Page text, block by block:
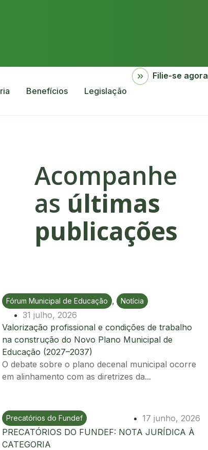
Benefícios Legislação
Filie-se agora
Acompanhe
as últimas
publicações
Ir para postagem
Fórum Municipal de Educação , Notícia
31 julho, 2026
Valorização profissional e condições de trabalho
na construção do Novo Plano Municipal de
Educação (2027–2037)
O debate sobre o plano decenal municipal ocorre
em alinhamento com as diretrizes da...
Ir para postagem
Precatórios do Fundef
17 junho, 2026
PRECATÓRIOS DO FUNDEF: NOTA JURÍDICA À
CATEGORIA